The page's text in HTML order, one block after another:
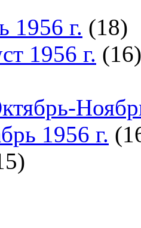
г. (18)
1956 г. (16)
1956 г.